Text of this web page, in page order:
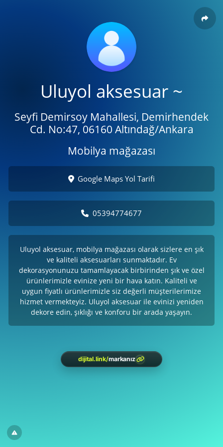
Uluyol aksesuar ~
Seyfi Demirsoy Mahallesi, Demirhendek
Cd. No:47, 06160 Altındağ/Ankara
Mobilya mağazası
Google Maps Yol Tarifi
05394774677
Uluyol aksesuar, mobilya mağazası olarak sizlere en şık
ve kaliteli aksesuarları sunmaktadır. Ev
dekorasyonunuzu tamamlayacak birbirinden şık ve özel
ürünlerimizle evinize yeni bir hava katın. Kaliteli ve
uygun fiyatlı ürünlerimizle siz değerli müşterilerimize
hizmet vermekteyiz. Uluyol aksesuar ile evinizi yeniden
dekore edin, şıklığı ve konforu bir arada yaşayın.
dijital.link/markanız